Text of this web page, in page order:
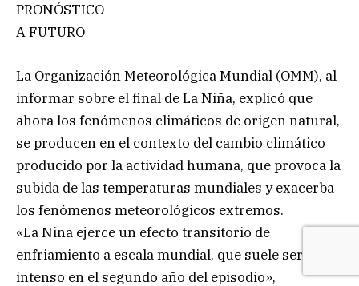
PRONÓSTICO
A FUTURO
La Organización Meteorológica Mundial (OMM), al
informar sobre el final de La Niña, explicó que
ahora los fenómenos climáticos de origen natural,
se producen en el contexto del cambio climático
producido por la actividad humana, que provoca la
subida de las temperaturas mundiales y exacerba
los fenómenos meteorológicos extremos.
«La Niña ejerce un efecto transitorio de
enfriamiento a escala mundial, que suele ser más
intenso en el segundo año del episodio»,